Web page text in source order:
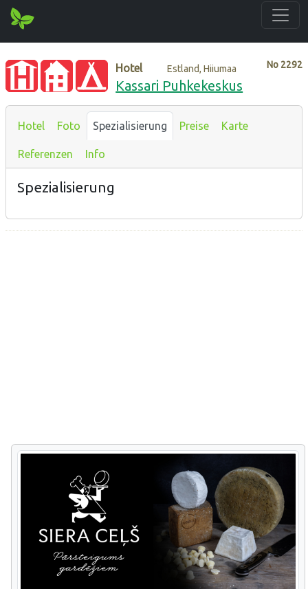
No 2292
Hotel Estland, Hiiumaa
Kassari Puhkekeskus
Hotel Foto Spezialisierung Preise Karte
Referenzen Info
Spezialisierung